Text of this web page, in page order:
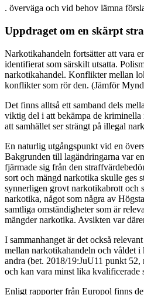
. överväga och vid behov lämna
Uppdraget om en skärpt
Narkotikahandeln fortsätter att vara
identifierat som särskilt utsatta.
narkotikahandel. Konflikter mellan
konflikter som rör den. (Jämför
Det finns alltså ett samband dels
viktig del i att bekämpa de kriminella
att samhället ser strängt på illegal
En naturlig utgångspunkt vid en
Bakgrunden till lagändringarna var
fjärmade sig från den
sort och mängd narkotika skulle ges
synnerligen grovt narkotikabrott och
narkotika, något som några av
samtliga omständigheter som är
mängder narkotika. Avsikten var
I sammanhanget är det också
mellan narkotikahandeln och våldet
andra (bet. 2018/19:JuU11 punkt
och kan vara minst lika kvalificerade
Enligt rapporter från Europol finns